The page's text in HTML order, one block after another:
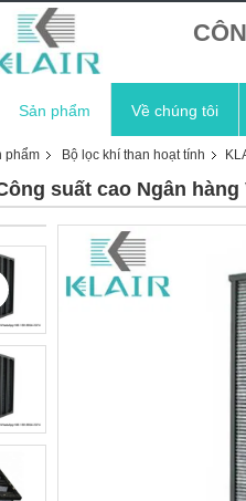
Sản phẩm Về chúng tôi
phẩm Bộ lọc khí than hoạt tính
suất cao Ngân